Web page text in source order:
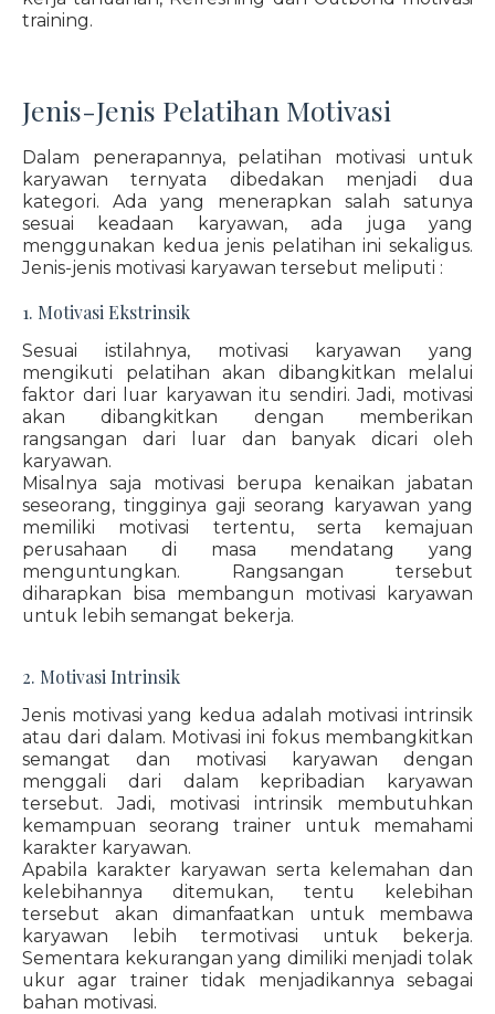
training.
Jenis-Jenis Pelatihan Motivasi
Dalam penerapannya, pelatihan motivasi untuk
karyawan ternyata dibedakan menjadi dua
kategori. Ada yang menerapkan salah satunya
sesuai keadaan karyawan, ada juga yang
menggunakan kedua jenis pelatihan ini sekaligus.
Jenis-jenis motivasi karyawan tersebut meliputi :
1. Motivasi Ekstrinsik
Sesuai istilahnya, motivasi karyawan yang
mengikuti pelatihan akan dibangkitkan melalui
faktor dari luar karyawan itu sendiri. Jadi, motivasi
akan dibangkitkan dengan memberikan
rangsangan dari luar dan banyak dicari oleh
karyawan.
Misalnya saja motivasi berupa kenaikan jabatan
seseorang, tingginya gaji seorang karyawan yang
memiliki motivasi tertentu, serta kemajuan
perusahaan di masa mendatang yang
menguntungkan. Rangsangan tersebut
diharapkan bisa membangun motivasi karyawan
untuk lebih semangat bekerja.
2. Motivasi Intrinsik
Jenis motivasi yang kedua adalah motivasi intrinsik
atau dari dalam. Motivasi ini fokus membangkitkan
semangat dan motivasi karyawan dengan
menggali dari dalam kepribadian karyawan
tersebut. Jadi, motivasi intrinsik membutuhkan
kemampuan seorang trainer untuk memahami
karakter karyawan.
Apabila karakter karyawan serta kelemahan dan
kelebihannya ditemukan, tentu kelebihan
tersebut akan dimanfaatkan untuk membawa
karyawan lebih termotivasi untuk bekerja.
Sementara kekurangan yang dimiliki menjadi tolak
ukur agar trainer tidak menjadikannya sebagai
bahan motivasi.